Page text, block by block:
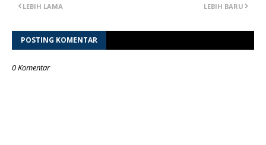
LEBIH BARU
LEBIH LAMA
POSTING KOMENTAR
0 Komentar